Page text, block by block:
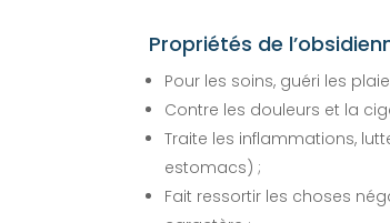
Propriétés de
Pour les soins, guéri les
Contre les douleurs et la
Traite les inflammations,
estomacs) ;
Fait ressortir les choses